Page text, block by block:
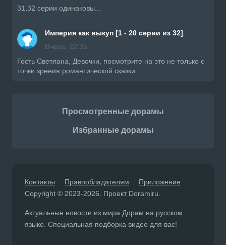
31,32 серии одинаковы...
Империя как выкуп [1 - 20 серии из 32]
Вчера, 22:35
Гость Светлана, Девочки, посмотрите на это не только с
точки зрения романтической сказки:...
Просмотренные дорамы
Избранные дорамы
Контакты Правообладателям
Приложение
Copyright © 2023-2026. Проект Doramiru.
Актуальные новости из мира Дорам на русском
языке. Специальная подборка видео для вас!